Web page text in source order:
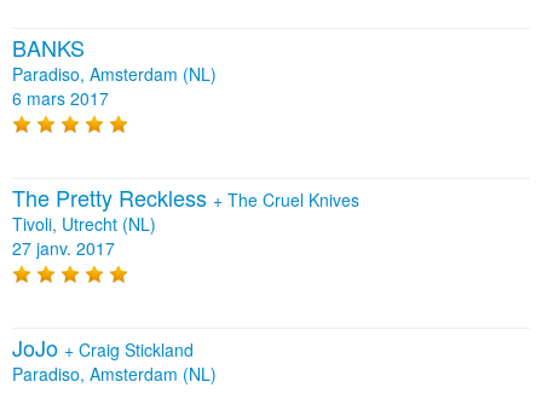
BANKS
Paradiso, Amsterdam (NL)
6 mars 2017
The Pretty Reckless + The Cruel Knives
Tivoli, Utrecht (NL)
27 janv. 2017
JoJo + Craig Stickland
Paradiso, Amsterdam (NL)